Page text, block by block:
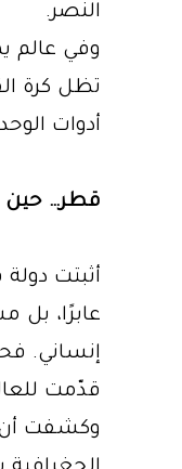
النصر.
وفي عالم
تظل كرة
أدوات
قطر… حين
أثبتت
عابرًا،
قدّمت
وكشفت أن